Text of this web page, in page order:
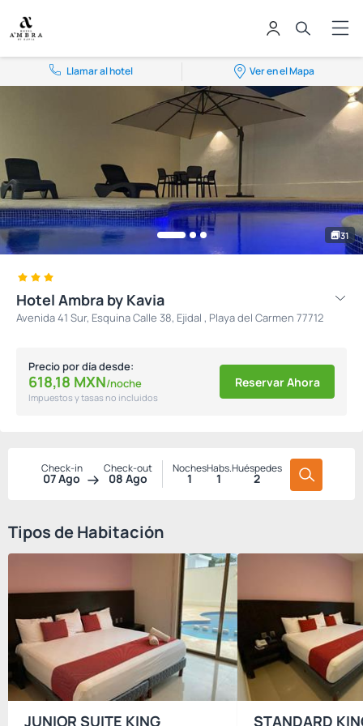
Llamar al hotel Ver en el Mapa
31
Hotel Ambra by Kavia
Avenida 41 Sur, Esquina Calle 38, Ejidal , Playa del Carmen 77712
Precio por día desde:
618,18 MXN/noche
Impuestos y tasas no incluidos
Reservar Ahora
Check-in
07 Ago
Check-out
08 Ago
Noches
1
Habs.
1
Huéspedes
2
Tipos de Habitación
JUNIOR SUITE KING STANDARD